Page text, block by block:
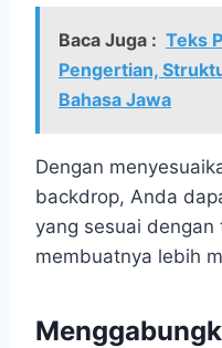
Baca Juga : Teks
Pengertian,
Bahasa Jawa
Dengan
backdrop, Anda
yang sesuai
membuatnya lebih